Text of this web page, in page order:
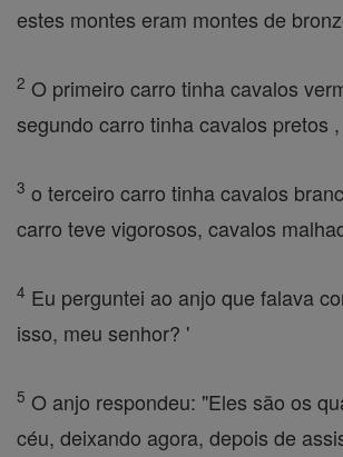
estes montes eram montes de
2 O primeiro carro tinha cavalos
segundo carro tinha cavalos pretos ,
3 o terceiro carro tinha cavalos
carro teve vigorosos, cavalos
4 Eu perguntei ao anjo que falava
isso, meu senhor? '
5 O anjo respondeu: "Eles são os
céu, deixando agora, depois de